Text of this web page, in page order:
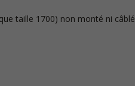
taille 1700) non monté ni câblé